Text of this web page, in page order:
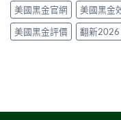
揀？〉
中
真
假
辨
美國黑金官網
美國黑金
美國黑金評價
翻新2026